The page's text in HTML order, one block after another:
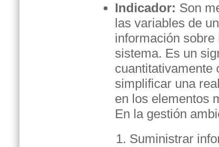
Indicador: Son
las variables de
información
sistema. Es un
cuantitativamente
simplificar una
en los elementos
En la gestión
Suministrar